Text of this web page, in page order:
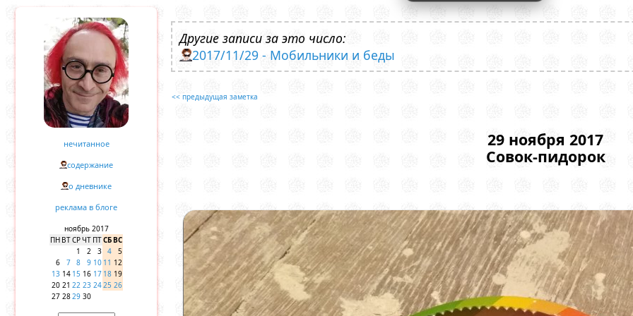
нечитанное
содержание
о дневнике
реклама в блоге
ноябрь 2017
ПН ВТСРЧТ ПТСБВС
1
2 3 4
5
6
7 8 9 10 11 12
13 14 15 16 17 18 19
20 21 22 23 2425 26
27 2829 30
Другие записи за это число:
2017/11/29 - Мобильники и беды
<< предыдущая заметка
29 ноября 2017
Совок-пидорок